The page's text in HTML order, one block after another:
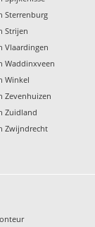
Sterrenburg
Strijen
Vlaardingen
Waddinxveen
Winkel
Zevenhuizen
Zuidland
Zwijndrecht